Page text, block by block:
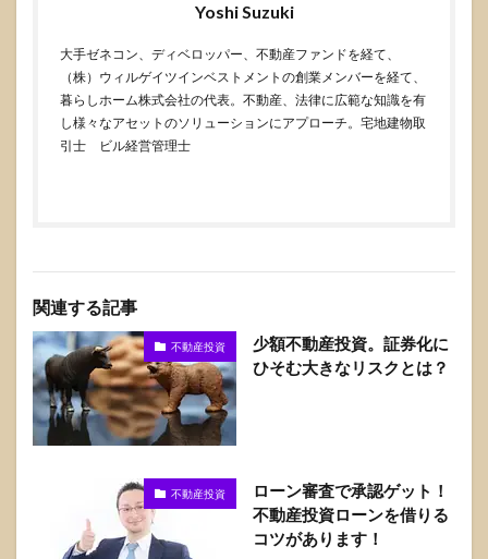
Yoshi Suzuki
大手ゼネコン、ディベロッパー、不動産ファンドを経て、
（株）ウィルゲイツインベストメントの創業メンバーを経て、
暮らしホーム株式会社の代表。不動産、法律に広範な知識を有
し様々なアセットのソリューションにアプローチ。宅地建物取
引士 ビル経営管理士
関連する記事
不動産投資
少額不動産投資。証券化に
ひそむ大きなリスクとは？
不動産投資
ローン審査で承認ゲット！
不動産投資ローンを借りる
コツがあります！